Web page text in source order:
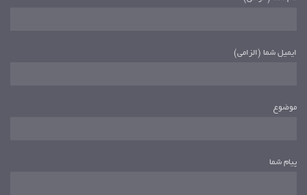
ایمیل شما (الزامی)
موضوع
پیام شما